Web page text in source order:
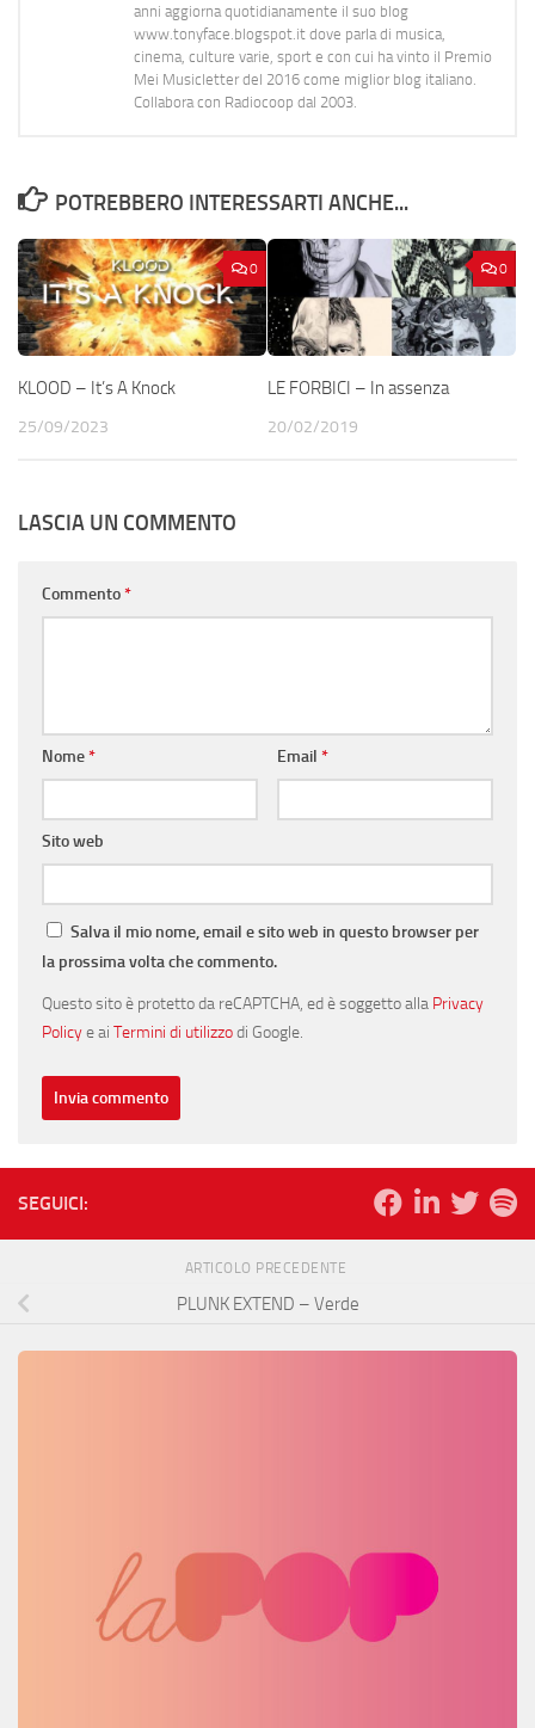
anni aggiorna quotidianamente il suo blog
www.tonyface.blogspot.it dove parla di musica,
cinema, culture varie, sport e con cui ha vinto il Premio
Mei Musicletter del 2016 come miglior blog italiano.
Collabora con Radiocoop dal 2003.
POTREBBERO INTERESSARTI ANCHE...
0
KLOOD – It’s A Knock
25/09/2023
0
LE FORBICI – In assenza
20/02/2019
LASCIA UN COMMENTO
Commento*
Nome* Email *
Sito web
Salva il mio nome, email e sito web in questo browser per
la prossima volta che commento.
Questo sito è protetto da reCAPTCHA, ed è soggetto alla Privacy
Policye ai Termini di utilizzodi Google.
SEGUICI:
ARTICOLO PRECEDENTE
PLUNK EXTEND – Verde